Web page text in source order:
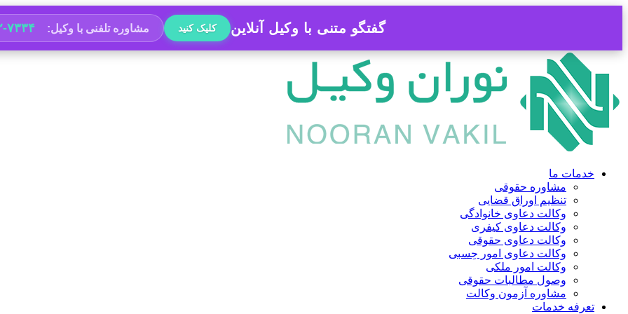
گفتگو متنی با وکیل آنلاین کلیک کنید مشاوره تلفنی با وکیل: ۰۹۱۶-
پرش
خدمات ما
مشاوره حقوقی
تنظیم اوراق قضایی
وکالت دعاوی خانوادگی
وکالت دعاوی کیفری
وکالت دعاوی حقوقی
وکالت دعاوی امور حِسبی
وکالت امور ملکی
وصول مطالبات حقوقی
مشاوره آزمون وکالت
تعرفه خدمات